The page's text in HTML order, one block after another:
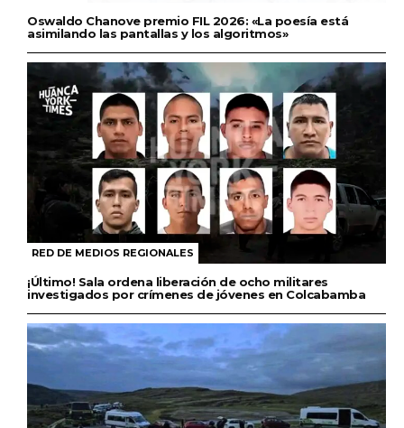
Oswaldo Chanove premio FIL 2026: «La poesía está
asimilando las pantallas y los algoritmos»
RED DE MEDIOS REGIONALES
¡Último! Sala ordena liberación de ocho militares
investigados por crímenes de jóvenes en Colcabamba